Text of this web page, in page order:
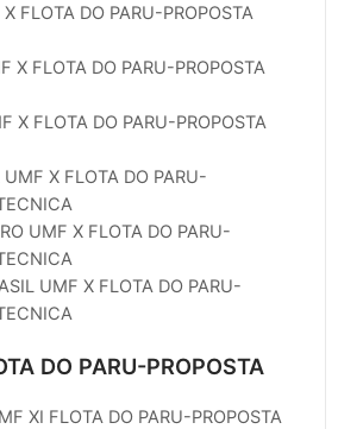
FLOTA DO PARU-PROPOSTA
X FLOTA DO PARU-PROPOSTA
X FLOTA DO PARU-PROPOSTA
X FLOTA DO PARU-
UMF X FLOTA DO PARU-
UMF X FLOTA DO PARU-
DO PARU-PROPOSTA
XI FLOTA DO PARU-PROPOSTA